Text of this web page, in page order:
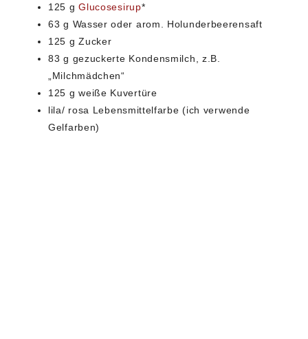
125 gGlucosesirup*
63 g Wasser oder arom. Holunderbeerensaft
125 g Zucker
83 g gezuckerte Kondensmilch, z.B.
„Milchmädchen“
125 g weiße Kuvertüre
lila/ rosa Lebensmittelfarbe (ich verwende
Gelfarben)